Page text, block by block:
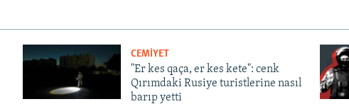
CEMİYET
"Er kes qaça, er kes kete": cenk
Qırımdaki Rusiye turistlerine nasıl
barıp yetti